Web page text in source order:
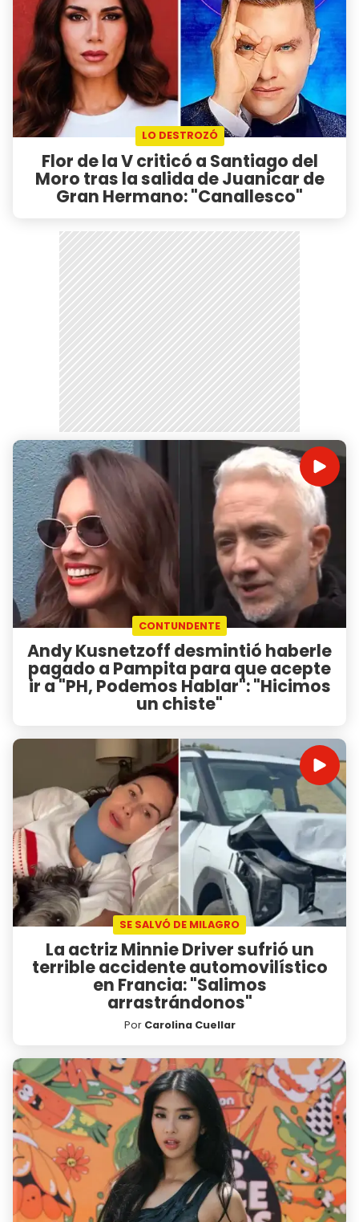
LO DESTROZÓ
Flor de la V criticó a Santiago del
Moro tras la salida de Juanicar de
Gran Hermano: "Canallesco"
CONTUNDENTE
Andy Kusnetzoff desmintió haberle
pagado a Pampita para que acepte
ir a "PH, Podemos Hablar": "Hicimos
un chiste"
SE SALVÓ DE MILAGRO
La actriz Minnie Driver sufrió un
terrible accidente automovilístico
en Francia: "Salimos
arrastrándonos"
Por Carolina Cuellar